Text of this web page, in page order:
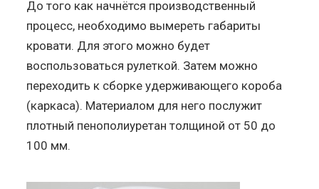
До того как начнётся производственный
процесс, необходимо вымереть габариты
кровати. Для этого можно будет
воспользоваться рулеткой. Затем можно
переходить к сборке удерживающего короба
(каркаса). Материалом для него послужит
плотный пенополиуретан толщиной от 50 до
100 мм.